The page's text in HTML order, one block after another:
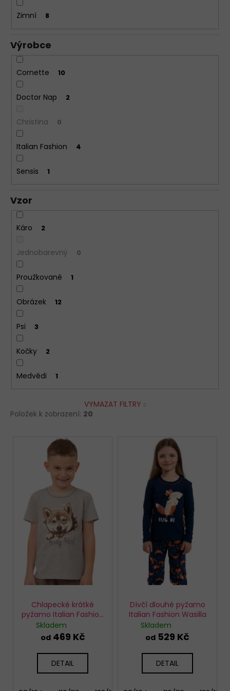
Zimní 8
Výrobce
Cornette 10
Doctor Nap 2
Christina 0
Italian Fashion 4
Sensis 1
Vzor
Káro 2
Jednobarevný 0
Proužkované 1
Obrázek 12
Psi 3
Kočky 2
Medvědi 1
VYMAZAT FILTRY
Položek k zobrazení: 20
Chlapecké krátké
pyžamo Italian Fashion
Shiba
Skladem
od469 Kč
DETAIL
Dívčí dlouhé pyžamo
Italian Fashion Wasilla
Skladem
od 529 Kč
DETAIL